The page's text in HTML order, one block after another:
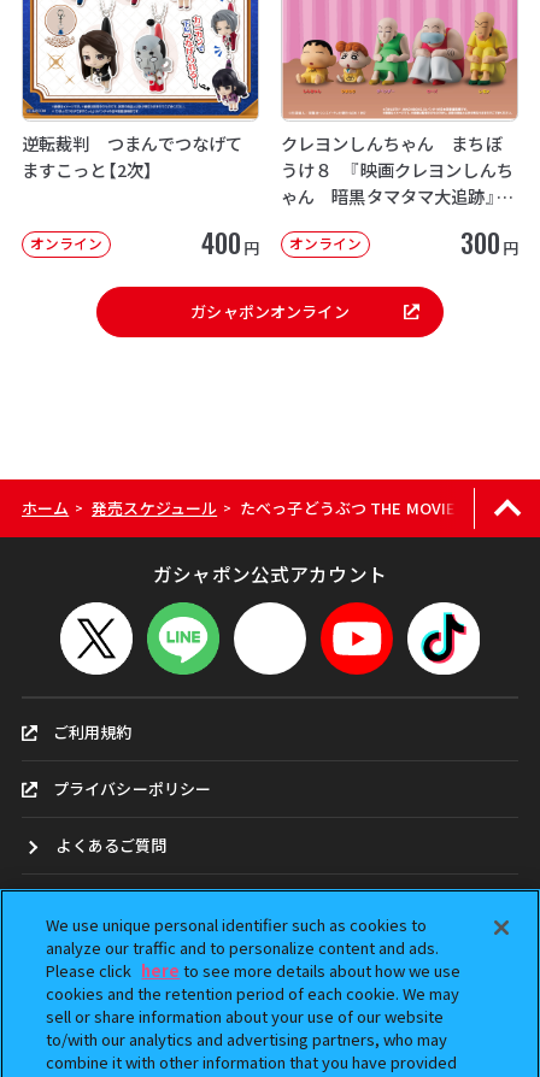
逆転裁判 つまんでつなげて
ますこっと【2次】
オンライン 400 円
クレヨンしんちゃん まちぼ
うけ８ 『映画クレヨンしんち
ゃん 暗黒タマタマ大追跡』【2
オンライン 300 円
ガシャポンオンライン
ホーム > 発売スケジュール > たべっ子どうぶつ THE MOVIE めじるし
ガシャポン公式アカウント
ご利用規約
プライバシーポリシー
よくあるご質問
ガシャポンどこ？
アンケート
ウェブアクセシビリティ方針
We use unique personal identifier such as cookies to
analyze our traffic and to personalize content and ads.
Please click here to see more details about how we use
cookies and the retention period of each cookie. We may
sell or share information about your use of our website
to/with our analytics and advertising partners, who may
combine it with other information that you have provided